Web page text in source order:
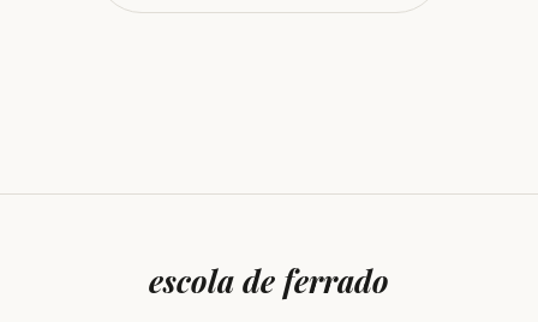
escola de ferrado